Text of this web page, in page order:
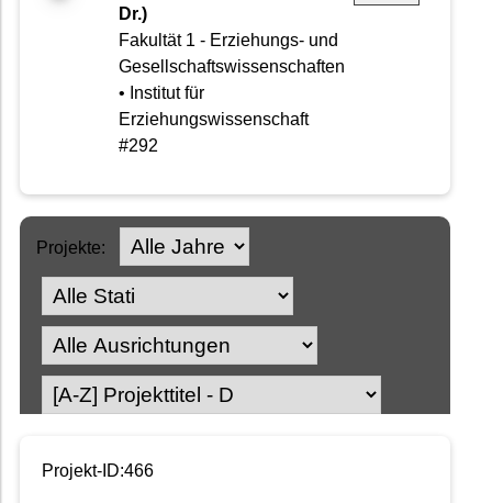
Dr.)
Fakultät 1 - Erziehungs- und
Gesellschaftswissenschaften
• Institut für
Erziehungswissenschaft
#292
Projekte:
Projekt-ID:466